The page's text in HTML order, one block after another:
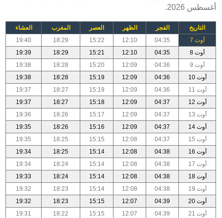
أغسطس 2026.
التاريخ الفجر الظهر العصر المغرب
العشاء
أوت 7
04:35
12:10
15:22
18:29
19:40
أوت 8
04:35
12:10
15:21
18:29
19:39
أوت 9
04:36
12:09
15:20
18:28
19:38
أوت 10
04:36
12:09
15:19
18:28
19:38
أوت 11
04:36
12:09
15:19
18:27
19:37
أوت 12
04:37
12:09
15:18
18:27
19:37
أوت 13
04:37
12:09
15:17
18:26
19:36
أوت 14
04:37
12:09
15:16
18:26
19:35
أوت 15
04:37
12:08
15:15
18:25
19:35
أوت 16
04:38
12:08
15:14
18:25
19:34
أوت 17
04:38
12:08
15:14
18:24
19:34
أوت 18
04:38
12:08
15:14
18:24
19:33
أوت 19
04:38
12:08
15:14
18:23
19:32
أوت 20
04:39
12:07
15:15
18:23
19:32
أوت 21
04:39
12:07
15:15
18:22
19:31